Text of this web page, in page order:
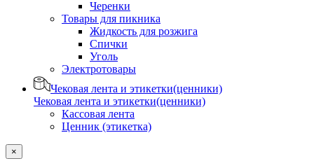
Черенки
Товары для пикника
Жидкость для розжига
Спички
Уголь
Электротовары
Чековая лента и этикетки(ценники)
Чековая лента и этикетки(ценники)
Кассовая лента
Ценник (этикетка)
×